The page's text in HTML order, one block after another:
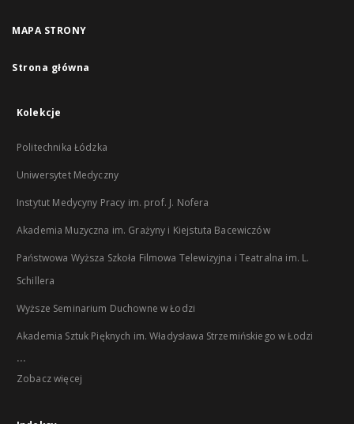
MAPA STRONY
Strona główna
Kolekcje
Politechnika Łódzka
Uniwersytet Medyczny
Instytut Medycyny Pracy im. prof. J. Nofera
Akademia Muzyczna im. Grażyny i Kiejstuta Bacewiczów
Państwowa Wyższa Szkoła Filmowa Telewizyjna i Teatralna im. L.
Schillera
Wyższe Seminarium Duchowne w Łodzi
Akademia Sztuk Pięknych im. Władysława Strzemińskiego w Łodzi
...
Zobacz więcej